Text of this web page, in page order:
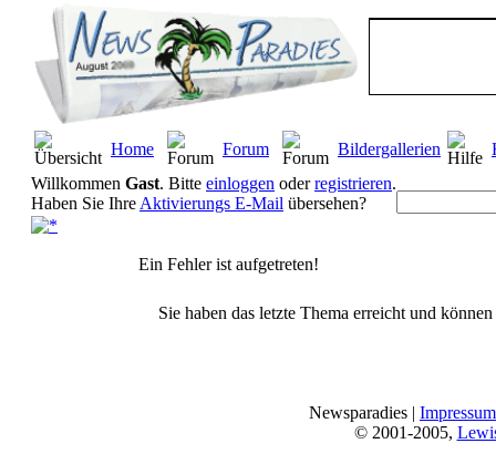
Home Forum Bildergallerien
Willkommen Gast. Bitte einloggen oderregistrieren.
Haben Sie Ihre Aktivierungs E-Mail übersehen?
Ein Fehler ist aufgetreten!
Sie haben das letzte Thema erreicht und
Newsparadies | Impressum
© 2001-2005,